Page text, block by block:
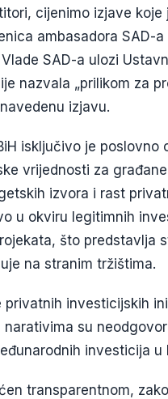
cijenimo izjave
ambasadora SAD-
SAD-a ulozi
nazvala „prilikom za
izjavu.
isključivo je
vrijednosti za
izvora i rast
u okviru legitimnih
što predstavlja
na stranim tržištima.
privatnih investicijskih
su
investicija u
transparentnom,